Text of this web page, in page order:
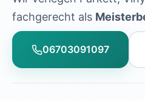
fachgerecht als
06703091097